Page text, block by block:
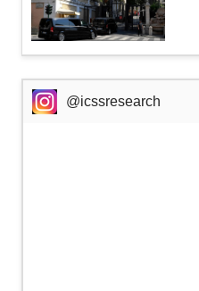
@icssresearch